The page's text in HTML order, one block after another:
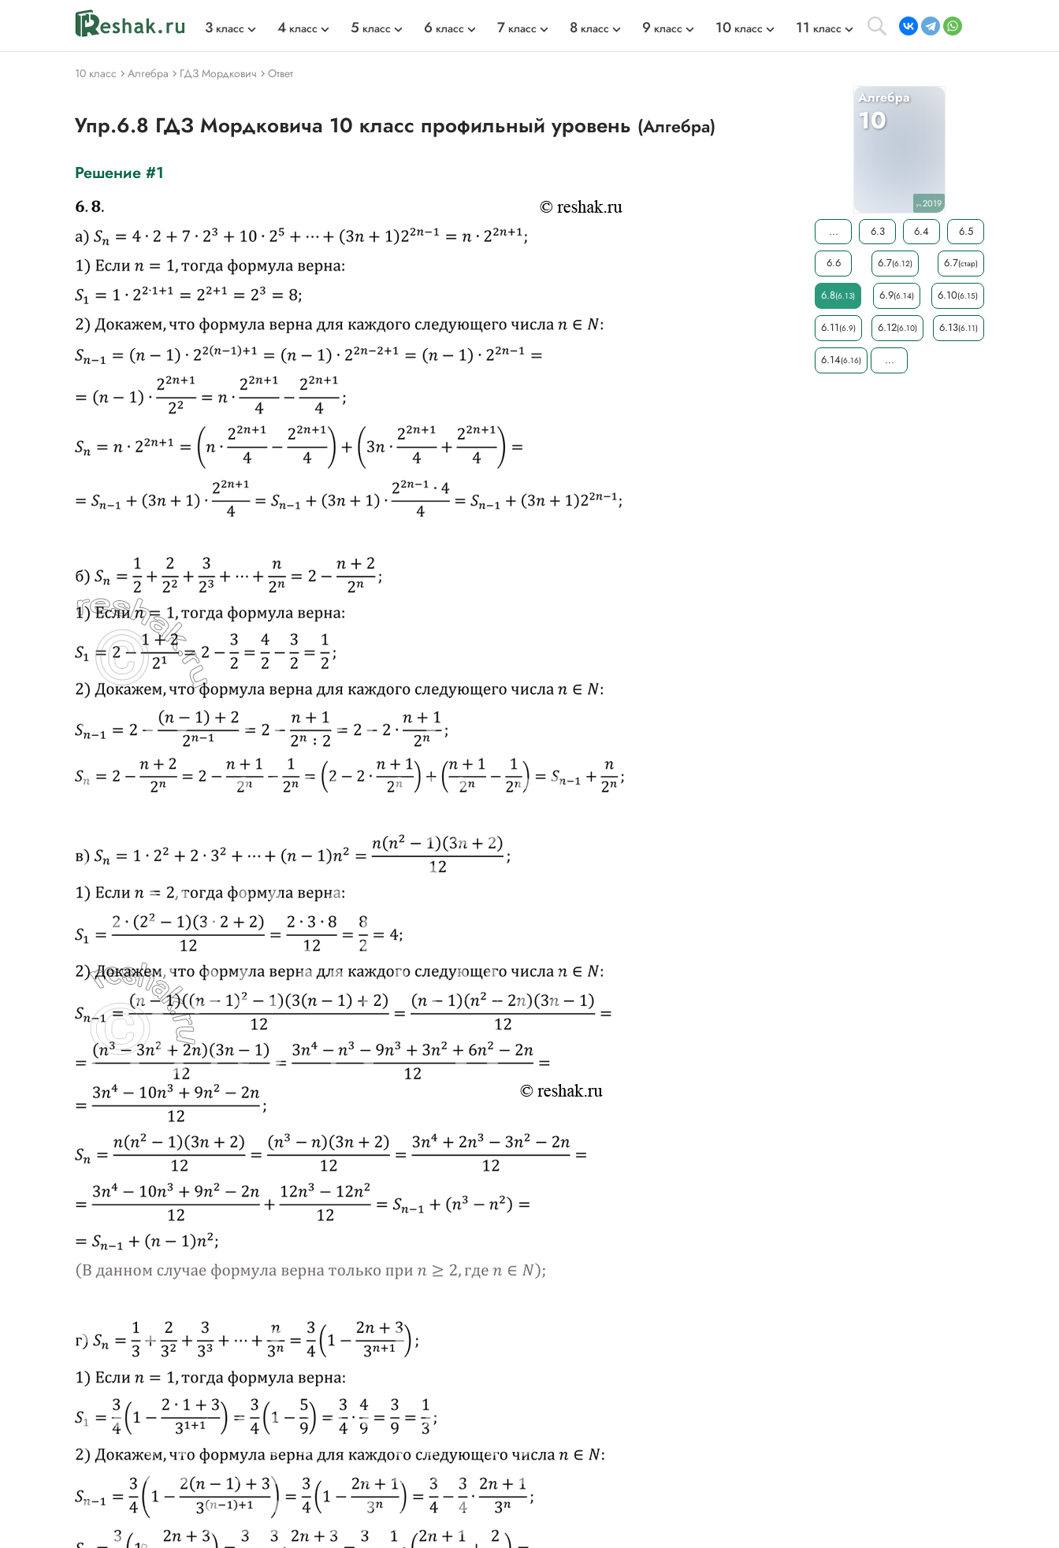
3 класс 4 класс 5 класс 6 класс 7 класс 8 класс 9 класс 10 класс 11 класс
10 класс Алгебра ГДЗ Мордкович Ответ
Упр.6.8 ГДЗ Мордковича 10 класс профильный уровень (Алгебра)
Решение #1
Алгебра
10
уч.2019
... 6.3 6.4 6.5
6.6 6.7(6.12) 6.7(стар)
6.8(6.13) 6.9(6.14) 6.10(6.15)
6.11(6.9) 6.12(6.10) 6.13(6.11)
6.14(6.16) ...